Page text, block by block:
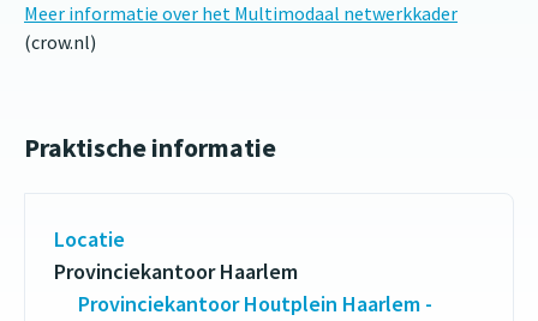
Meer informatie over het Multimodaal netwerkkader
(crow.nl)
Praktische informatie
Locatie
Provinciekantoor Haarlem
Provinciekantoor Houtplein Haarlem -